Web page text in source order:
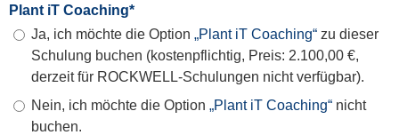
Plant iT Coaching*
Ja, ich möchte die Option „Plant iT Coaching“ zu dieser
Schulung buchen (kostenpflichtig, Preis: 2.100,00 €,
derzeit für ROCKWELL-Schulungen nicht verfügbar).
Nein, ich möchte die Option „Plant iT Coaching“ nicht
buchen.